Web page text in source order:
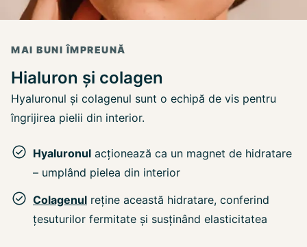
MAI BUNI ÎMPREUNĂ
Hialuron și colagen
Hyaluronul și colagenul sunt o echipă de vis pentru
îngrijirea pielii din interior.
Hyaluronul acționează ca un magnet de hidratare
– umplând pielea din interior
Colagenul reține această hidratare, conferind
țesuturilor fermitate și susținând elasticitatea